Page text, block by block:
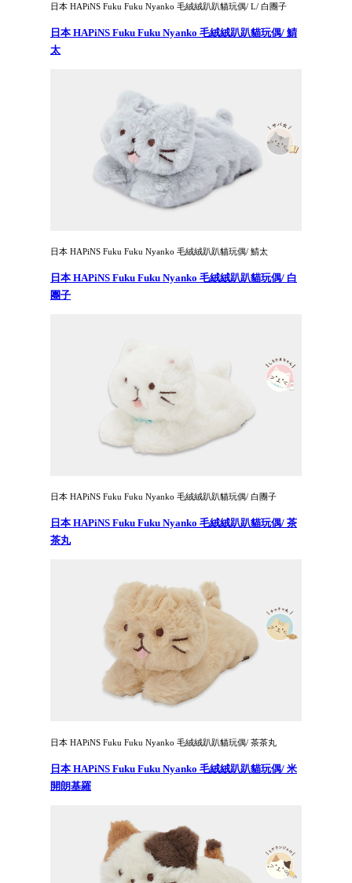
日本 HAPiNS Fuku Fuku Nyanko 毛絨絨趴趴貓玩偶/ L/ 白團子
日本 HAPiNS Fuku Fuku Nyanko 毛絨絨趴趴貓玩偶/ 鯖
太
日本 HAPiNS Fuku Fuku Nyanko 毛絨絨趴趴貓玩偶/ 鯖太
日本 HAPiNS Fuku Fuku Nyanko 毛絨絨趴趴貓玩偶/ 白
團子
日本 HAPiNS Fuku Fuku Nyanko 毛絨絨趴趴貓玩偶/ 白團子
日本 HAPiNS Fuku Fuku Nyanko 毛絨絨趴趴貓玩偶/ 茶
茶丸
日本 HAPiNS Fuku Fuku Nyanko 毛絨絨趴趴貓玩偶/ 茶茶丸
日本 HAPiNS Fuku Fuku Nyanko 毛絨絨趴趴貓玩偶/ 米
開朗基羅